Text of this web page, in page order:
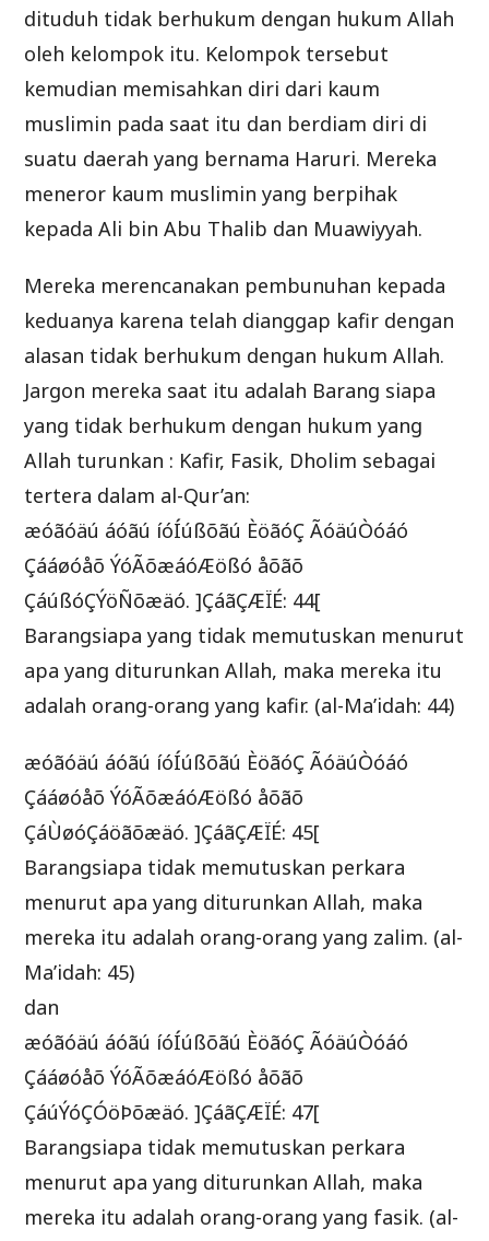
dituduh tidak berhukum dengan hukum Allah
oleh kelompok itu. Kelompok tersebut
kemudian memisahkan diri dari kaum
muslimin pada saat itu dan berdiam diri di
suatu daerah yang bernama Haruri. Mereka
meneror kaum muslimin yang berpihak
kepada Ali bin Abu Thalib dan Muawiyyah.
Mereka merencanakan pembunuhan kepada
keduanya karena telah dianggap kafir dengan
alasan tidak berhukum dengan hukum Allah.
Jargon mereka saat itu adalah Barang siapa
yang tidak berhukum dengan hukum yang
Allah turunkan : Kafir, Fasik, Dholim sebagai
tertera dalam al-Qur’an:
æóãóäú áóãú íóÍúßõãú ÈöãóÇ ÃóäúÒóáó
Çááøóåõ ÝóÃõæáóÆößó åõãõ
ÇáúßóÇÝöÑõæäó. ]ÇáãÇÆÏÉ: 44[
Barangsiapa yang tidak memutuskan menurut
apa yang diturunkan Allah, maka mereka itu
adalah orang-orang yang kafir. (al-Ma’idah: 44)
æóãóäú áóãú íóÍúßõãú ÈöãóÇ ÃóäúÒóáó
Çááøóåõ ÝóÃõæáóÆößó åõãõ
ÇáÙøóÇáöãõæäó. ]ÇáãÇÆÏÉ: 45[
Barangsiapa tidak memutuskan perkara
menurut apa yang diturunkan Allah, maka
mereka itu adalah orang-orang yang zalim. (al-
Ma’idah: 45)
dan
æóãóäú áóãú íóÍúßõãú ÈöãóÇ ÃóäúÒóáó
Çááøóåõ ÝóÃõæáóÆößó åõãõ
ÇáúÝóÇÓöÞõæäó. ]ÇáãÇÆÏÉ: 47[
Barangsiapa tidak memutuskan perkara
menurut apa yang diturunkan Allah, maka
mereka itu adalah orang-orang yang fasik. (al-